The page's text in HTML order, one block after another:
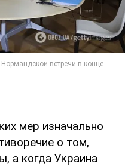
мер изначально
о том,
а когда Украина